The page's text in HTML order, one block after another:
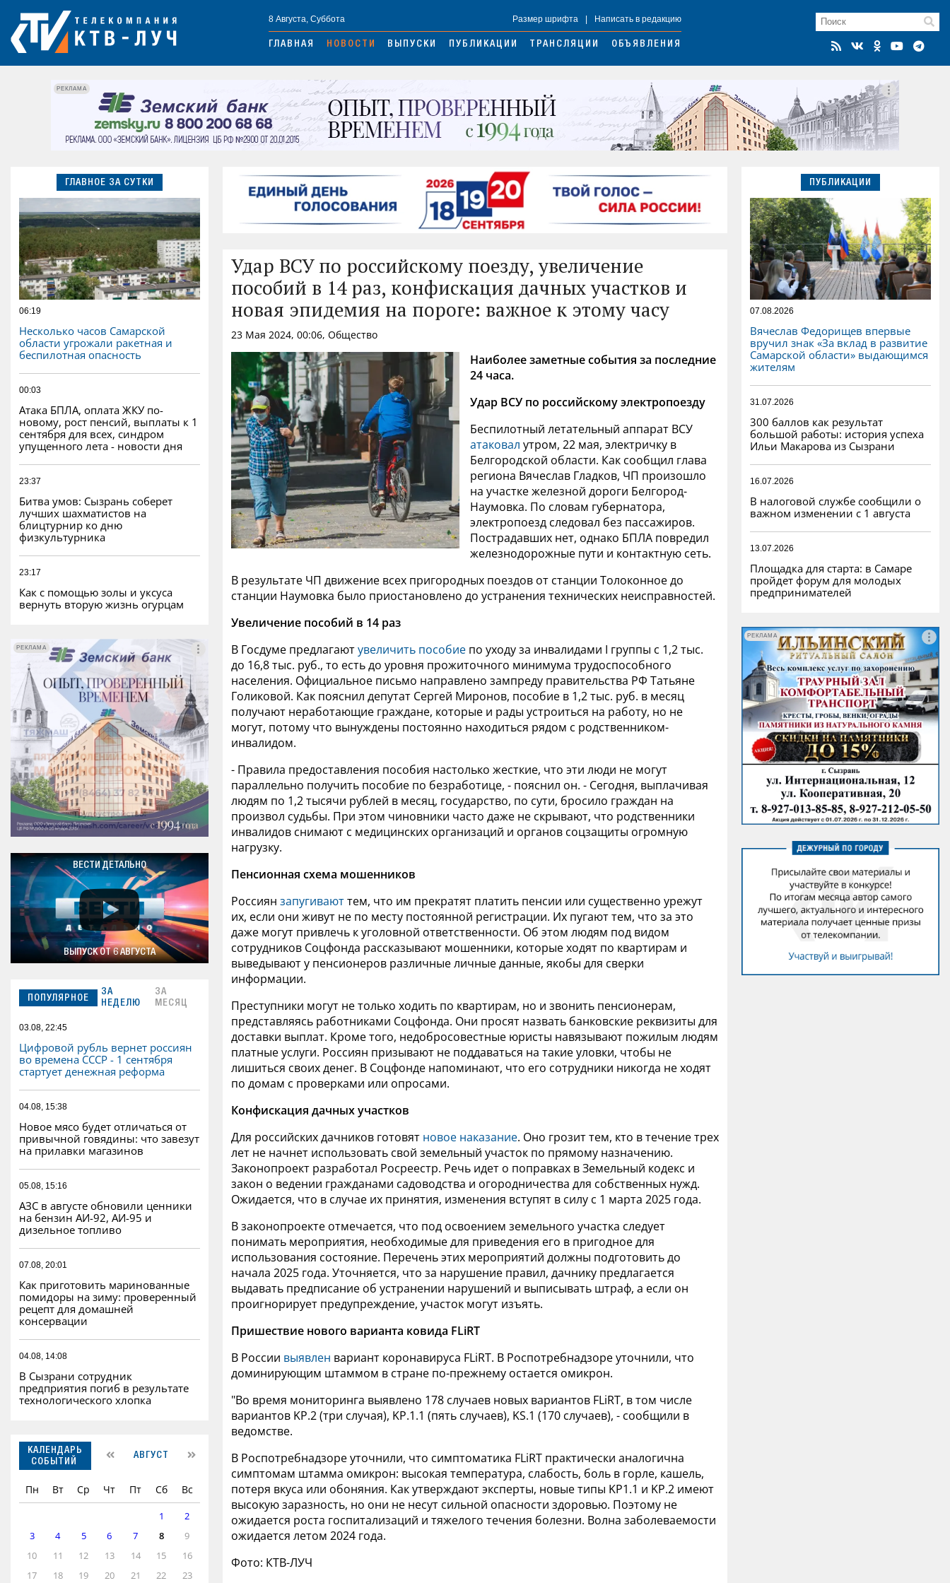
8 Августа, Суббота Размер шрифта Написать в редакцию
ГЛАВНАЯ НОВОСТИ ВЫПУСКИ ПУБЛИКАЦИИ ТРАНСЛЯЦИИ ОБЪЯВЛЕНИЯ
РЕКЛАМА
ГЛАВНОЕ ЗА СУТКИ
06:19
Несколько часов Самарской
области угрожали ракетная и
беспилотная опасность
00:03
Атака БПЛА, оплата ЖКУ по-
новому, рост пенсий, выплаты к 1
сентября для всех, синдром
упущенного лета - новости дня
23:37
Битва умов: Сызрань соберет
лучших шахматистов на
блицтурнир ко дню
физкультурника
23:17
Как с помощью золы и уксуса
вернуть вторую жизнь огурцам
РЕКЛАМА
РЕКЛАМА
ВЕСТИ ДЕТАЛЬНО
ВЫПУСК ОТ 6 АВГУСТА
ПОПУЛЯРНОЕ
ЗА
НЕДЕЛЮ
ЗА
МЕСЯЦ
03.08, 22:45
Цифровой рубль вернет россиян
во времена СССР - 1 сентября
стартует денежная реформа
04.08, 15:38
Новое мясо будет отличаться от
привычной говядины: что завезут
на прилавки магазинов
05.08, 15:16
АЗС в августе обновили ценники
на бензин АИ-92, АИ-95 и
дизельное топливо
07.08, 20:01
Как приготовить маринованные
помидоры на зиму: проверенный
рецепт для домашней
консервации
04.08, 14:08
В Сызрани сотрудник
предприятия погиб в результате
технологического хлопка
КАЛЕНДАРЬ
СОБЫТИЙ
АВГУСТ
Пн Вт Ср Чт Пт Сб Вс
1
2
3
4 5 6 7 8
9
10
11 12 13 14 15
16
17
18 19 20 21 22 23
Удар ВСУ по российскому поезду, увеличение
пособий в 14 раз, конфискация дачных участков и
новая эпидемия на пороге: важное к этому часу
23 Мая 2024, 00:06, Общество
Наиболее заметные события за последние
24 часа.
Удар ВСУ по российскому электропоезду
Беспилотный летательный аппарат ВСУ
атаковал утром, 22 мая, электричку в
Белгородской области. Как сообщил глава
региона Вячеслав Гладков, ЧП произошло
на участке железной дороги Белгород-
Наумовка. По словам губернатора,
электропоезд следовал без пассажиров.
Пострадавших нет, однако БПЛА повредил
железнодорожные пути и контактную сеть.
В результате ЧП движение всех пригородных поездов от станции Толоконное до
станции Наумовка было приостановлено до устранения технических неисправностей.
Увеличение пособий в 14 раз
В Госдуме предлагаютувеличить пособие по уходу за инвалидами I группы с 1,2 тыс.
до 16,8 тыс. руб., то есть до уровня прожиточного минимума трудоспособного
населения. Официальное письмо направлено зампреду правительства РФ Татьяне
Голиковой. Как пояснил депутат Сергей Миронов, пособие в 1,2 тыс. руб. в месяц
получают неработающие граждане, которые и рады устроиться на работу, но не
могут, потому что вынуждены постоянно находиться рядом с родственником-
инвалидом.
- Правила предоставления пособия настолько жесткие, что эти люди не могут
параллельно получить пособие по безработице, - пояснил он. - Сегодня, выплачивая
людям по 1,2 тысячи рублей в месяц, государство, по сути, бросило граждан на
произвол судьбы. При этом чиновники часто даже не скрывают, что родственники
инвалидов снимают с медицинских организаций и органов соцзащиты огромную
нагрузку.
Пенсионная схема мошенников
Россиян запугиваюттем, что им прекратят платить пенсии или существенно урежут
их, если они живут не по месту постоянной регистрации. Их пугают тем, что за это
даже могут привлечь к уголовной ответственности. Об этом людям под видом
сотрудников Соцфонда рассказывают мошенники, которые ходят по квартирам и
выведывают у пенсионеров различные личные данные, якобы для сверки
информации.
Преступники могут не только ходить по квартирам, но и звонить пенсионерам,
представляясь работниками Соцфонда. Они просят назвать банковские реквизиты для
доставки выплат. Кроме того, недобросовестные юристы навязывают пожилым людям
платные услуги. Россиян призывают не поддаваться на такие уловки, чтобы не
лишиться своих денег. В Соцфонде напоминают, что его сотрудники никогда не ходят
по домам с проверками или опросами.
Конфискация дачных участков
Для российских дачников готовят новое наказание. Оно грозит тем, кто в течение трех
лет не начнет использовать свой земельный участок по прямому назначению.
Законопроект разработал Росреестр. Речь идет о поправках в Земельный кодекс и
закон о ведении гражданами садоводства и огородничества для собственных нужд.
Ожидается, что в случае их принятия, изменения вступят в силу с 1 марта 2025 года.
В законопроекте отмечается, что под освоением земельного участка следует
понимать мероприятия, необходимые для приведения его в пригодное для
использования состояние. Перечень этих мероприятий должны подготовить до
начала 2025 года. Уточняется, что за нарушение правил, дачнику предлагается
выдавать предписание об устранении нарушений и выписывать штраф, а если он
проигнорирует предупреждение, участок могут изъять.
Пришествие нового варианта ковида FLiRT
В России выявлен вариант коронавируса FLiRT. В Роспотребнадзоре уточнили, что
доминирующим штаммом в стране по-прежнему остается омикрон.
"Во время мониторинга выявлено 178 случаев новых вариантов FLiRT, в том числе
вариантов KP.2 (три случая), KP.1.1 (пять случаев), KS.1 (170 случаев), - сообщили в
ведомстве.
В Роспотребнадзоре уточнили, что симптоматика FLiRT практически аналогична
симптомам штамма омикрон: высокая температура, слабость, боль в горле, кашель,
потеря вкуса или обоняния. Как утверждают эксперты, новые типы KP1.1 и KP.2 имеют
высокую заразность, но они не несут сильной опасности здоровью. Поэтому не
ожидается роста госпитализаций и тяжелого течения болезни. Волна заболеваемости
ожидается летом 2024 года.
Фото: КТВ-ЛУЧ
ПУБЛИКАЦИИ
07.08.2026
Вячеслав Федорищев впервые
вручил знак «За вклад в развитие
Самарской области» выдающимся
жителям
31.07.2026
300 баллов как результат
большой работы: история успеха
Ильи Макарова из Сызрани
16.07.2026
В налоговой службе сообщили о
важном изменении с 1 августа
13.07.2026
Площадка для старта: в Самаре
пройдет форум для молодых
предпринимателей
РЕКЛАМА